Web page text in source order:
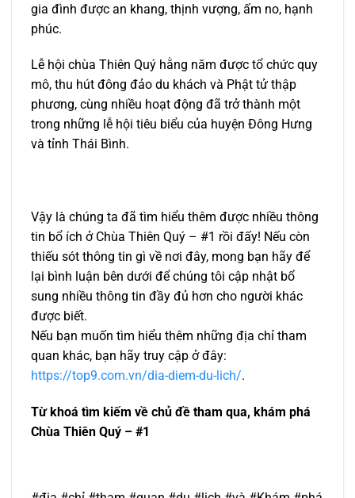
gia đình được an khang, thịnh vượng, ấm no, hạnh
phúc.
Lễ hội chùa Thiên Quý hằng năm được tổ chức quy
mô, thu hút đông đảo du khách và Phật tử thập
phương, cùng nhiều hoạt động đã trở thành một
trong những lễ hội tiêu biểu của huyện Đông Hưng
và tỉnh Thái Bình.
Vậy là chúng ta đã tìm hiểu thêm được nhiều thông
tin bổ ích ở Chùa Thiên Quý – #1 rồi đấy! Nếu còn
thiếu sót thông tin gì về nơi đây, mong bạn hãy để
lại bình luận bên dưới để chúng tôi cập nhật bổ
sung nhiều thông tin đầy đủ hơn cho người khác
được biết.
Nếu bạn muốn tìm hiểu thêm những địa chỉ tham
quan khác, bạn hãy truy cập ở đây:
https://top9.com.vn/dia-diem-du-lich/.
Từ khoá tìm kiếm về chủ đề tham qua, khám phá
Chùa Thiên Quý – #1